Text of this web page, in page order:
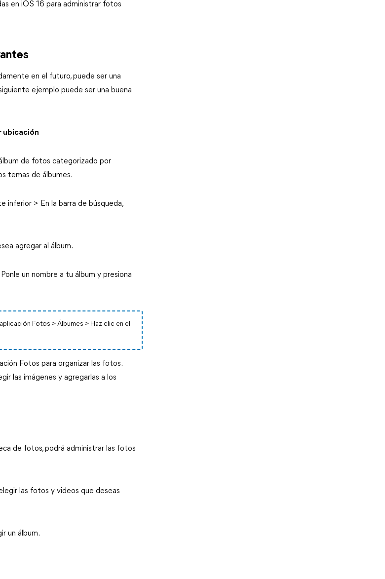
en iOS 16 para administrar fotos
en el futuro, puede ser una
ejemplo puede ser una buena
ubicación
de fotos categorizado por
temas de álbumes.
inferior > En la barra de búsqueda,
agregar al álbum.
un nombre a tu álbum y presiona
Fotos > Álbumes > Haz clic en el
Fotos para organizar las fotos.
las imágenes y agregarlas a los
de fotos, podrá administrar las fotos
las fotos y videos que deseas
un álbum.